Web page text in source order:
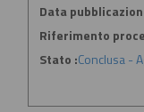
Data
Riferimento
Stato :Conclusa -